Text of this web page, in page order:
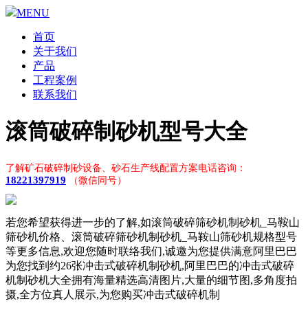
MENU
首页
关于我们
产品
工程案例
联系我们
滚筒破碎制砂机型号大全
了解矿石破碎制砂设备、砂石生产线配置方案电话咨询：
18221397919 （微信同号）
若您希望获得进一步的了解,如滚筒破碎筛砂机制砂机_马鞍山
筛砂机价格、滚筒破碎筛砂机制砂机_马鞍山筛砂机规格型号
等更多信息,欢迎您随时联络我们,诚邀为您提供满意阿里巴巴
为您找到约26张冲击式破碎机制砂机,阿里巴巴的冲击式破碎
机制砂机大全拥有海量精选高清图片,大量的细节图,多角度拍
摄,全方位真人展示,为您购买冲击式破碎机制